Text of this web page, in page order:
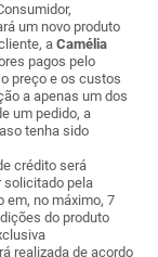
um novo produto
a Camélia
pagos pelo
preço e os custos
a apenas um dos
um pedido, a
tenha sido
crédito será
solicitado pela
em, no máximo, 7
do produto
realizada de acordo